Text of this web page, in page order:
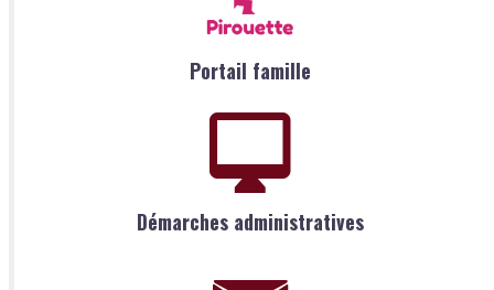
Portail famille
Démarches administratives